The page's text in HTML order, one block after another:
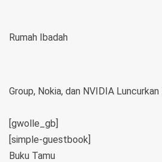
Rumah Ibadah
Group, Nokia, dan NVIDIA
[gwolle_gb]
[simple-guestbook]
Buku Tamu